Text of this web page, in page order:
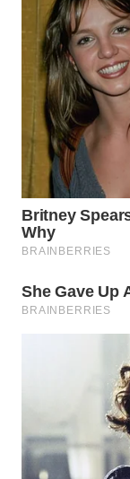
WN
MADURA
WN
SURABAYA
WN
NATUNA
WN
BINTAN
MANDALIKA
LABUANBAJO